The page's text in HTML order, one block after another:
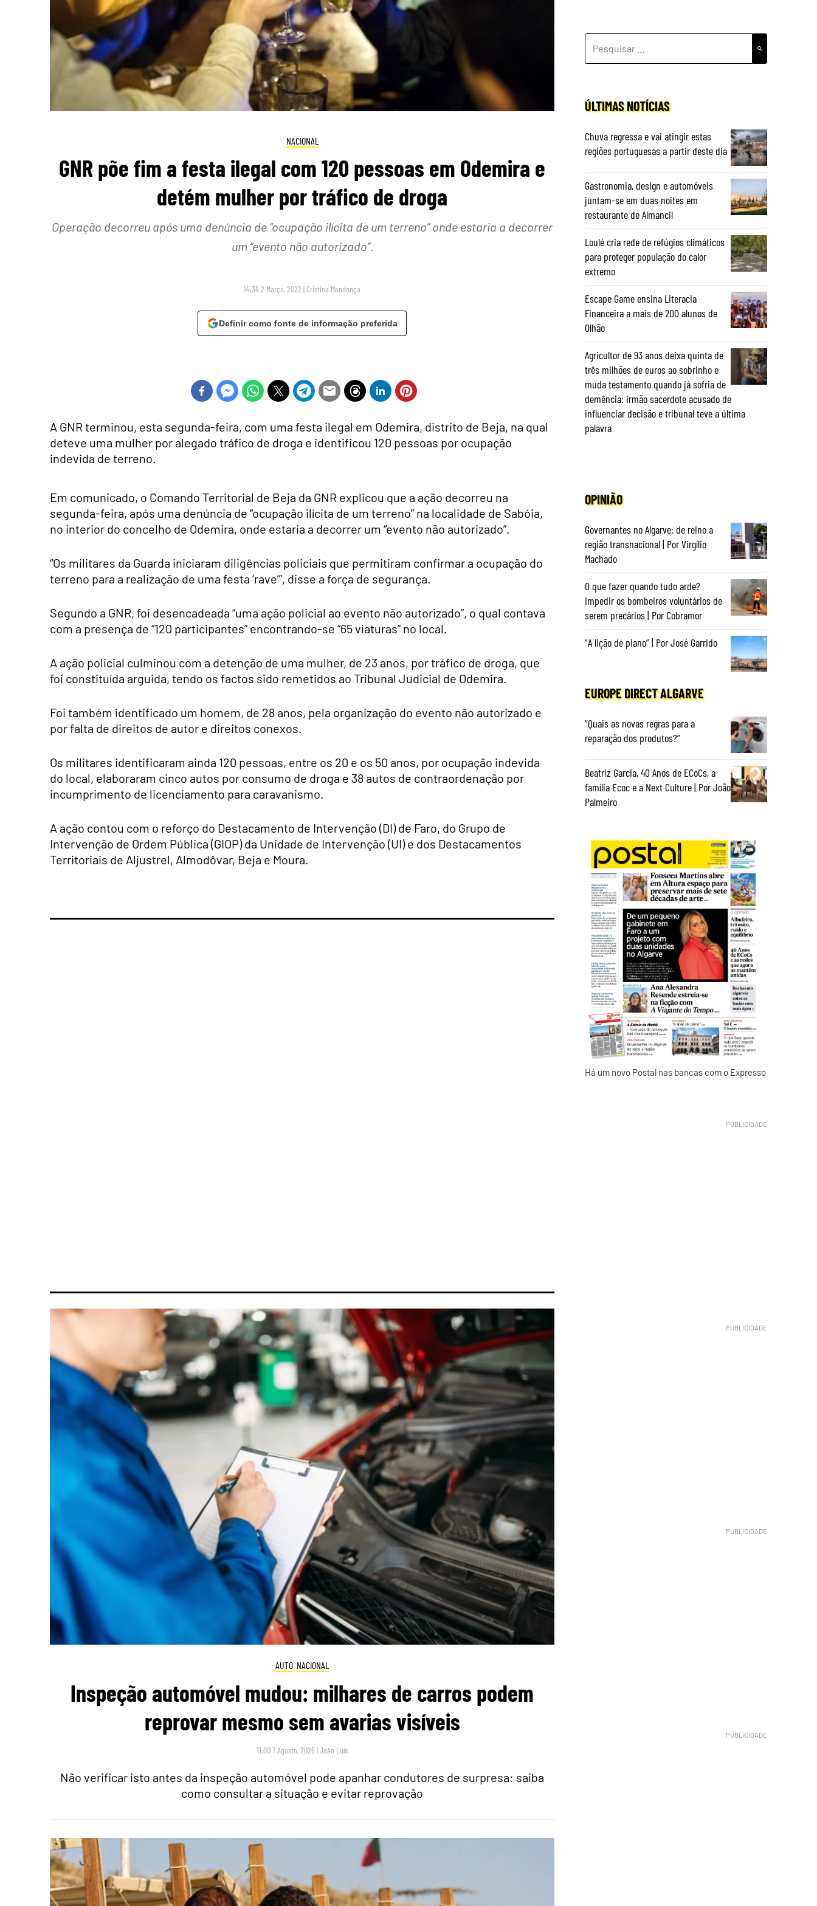
NACIONAL
GNR põe fim a festa ilegal com 120 pessoas em Odemira e
detém mulher por tráfico de droga
Operação decorreu após uma denúncia de “ocupação ilícita de um terreno” onde estaria a decorrer
um “evento não autorizado”.
14:36 2 Março, 2022 | Cristina Mendonça
Definir como fonte de informação preferida
A GNR terminou, esta segunda-feira, com uma festa ilegal em Odemira, distrito de Beja, na qual
deteve uma mulher por alegado tráfico de droga e identificou 120 pessoas por ocupação
indevida de terreno.
Em comunicado, o Comando Territorial de Beja da GNR explicou que a ação decorreu na
segunda-feira, após uma denúncia de “ocupação ilícita de um terreno” na localidade de Sabóia,
no interior do concelho de Odemira, onde estaria a decorrer um “evento não autorizado”.
“Os militares da Guarda iniciaram diligências policiais que permitiram confirmar a ocupação do
terreno para a realização de uma festa ‘rave’”, disse a força de segurança.
Segundo a GNR, foi desencadeada “uma ação policial ao evento não autorizado”, o qual contava
com a presença de “120 participantes” encontrando-se “65 viaturas” no local.
A ação policial culminou com a detenção de uma mulher, de 23 anos, por tráfico de droga, que
foi constituída arguida, tendo os factos sido remetidos ao Tribunal Judicial de Odemira.
Foi também identificado um homem, de 28 anos, pela organização do evento não autorizado e
por falta de direitos de autor e direitos conexos.
Os militares identificaram ainda 120 pessoas, entre os 20 e os 50 anos, por ocupação indevida
do local, elaboraram cinco autos por consumo de droga e 38 autos de contraordenação por
incumprimento de licenciamento para caravanismo.
A ação contou com o reforço do Destacamento de Intervenção (DI) de Faro, do Grupo de
Intervenção de Ordem Pública (GIOP) da Unidade de Intervenção (UI) e dos Destacamentos
Territoriais de Aljustrel, Almodôvar, Beja e Moura.
AUTO NACIONAL
Inspeção automóvel mudou: milhares de carros podem
reprovar mesmo sem avarias visíveis
11:00 7 Agosto, 2026 |João Luís
Não verificar isto antes da inspeção automóvel pode apanhar condutores de surpresa: saiba
como consultar a situação e evitar reprovação
POR:
ÚLTIMAS NOTÍCIAS
Chuva regressa e vai atingir estas
regiões portuguesas a partir deste dia
Gastronomia, design e automóveis
juntam-se em duas noites em
restaurante de Almancil
Loulé cria rede de refúgios climáticos
para proteger população do calor
extremo
Escape Game ensina Literacia
Financeira a mais de 200 alunos de
Olhão
Agricultor de 93 anos deixa quinta de
três milhões de euros ao sobrinho e
muda testamento quando já sofria de
demência: irmão sacerdote acusado de
influenciar decisão e tribunal teve a última
palavra
OPINIÃO
Governantes no Algarve: de reino a
região transnacional | Por Virgílio
Machado
O que fazer quando tudo arde?
Impedir os bombeiros voluntários de
serem precários | Por Cobramor
“A lição de piano” | Por José Garrido
EUROPE DIRECT ALGARVE
“Quais as novas regras para a
reparação dos produtos?”
Beatriz Garcia, 40 Anos de ECoCs, a
família Ecoc e a Next Culture | Por João
Palmeiro
Há um novo Postal nas bancas com o Expresso